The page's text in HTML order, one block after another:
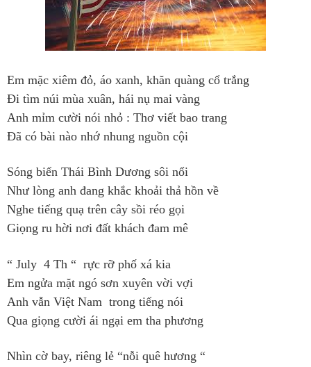
Em mặc xiêm đỏ, áo xanh, khăn quàng cổ trắng
Đi tìm núi mùa xuân, hái nụ mai vàng
Anh mỉm cười nói nhỏ : Thơ viết bao trang
Đã có bài nào nhớ nhung nguồn cội
Sóng biển Thái Bình Dương sôi nổi
Như lòng anh đang khắc khoải thả hồn về
Nghe tiếng quạ trên cây sồi réo gọi
Giọng ru hời nơi đất khách đam mê
“ July 4 Th “ rực rỡ phố xá kia
Em ngửa mặt ngó sơn xuyên vời vợi
Anh vẫn Việt Nam trong tiếng nói
Qua giọng cười ái ngại em tha phương
Nhìn cờ bay, riêng lẻ “nỗi quê hương “